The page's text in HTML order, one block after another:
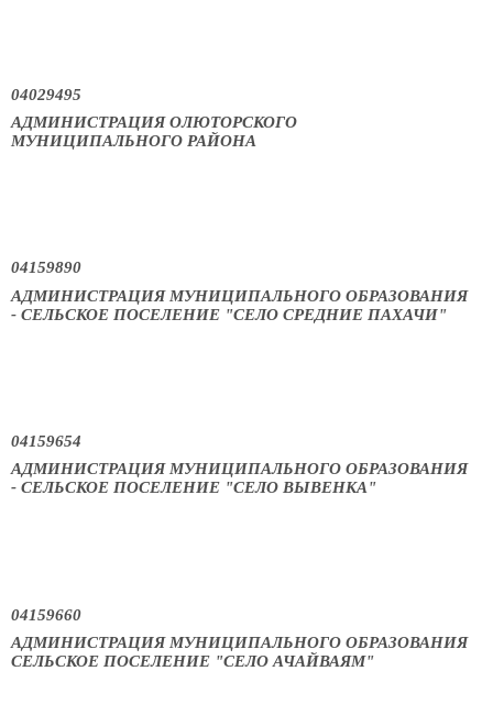
04029495
АДМИНИСТРАЦИЯ ОЛЮТОРСКОГО
МУНИЦИПАЛЬНОГО РАЙОНА
04159890
АДМИНИСТРАЦИЯ МУНИЦИПАЛЬНОГО ОБРАЗОВАНИЯ
- СЕЛЬСКОЕ ПОСЕЛЕНИЕ "СЕЛО СРЕДНИЕ ПАХАЧИ"
04159654
АДМИНИСТРАЦИЯ МУНИЦИПАЛЬНОГО ОБРАЗОВАНИЯ
- СЕЛЬСКОЕ ПОСЕЛЕНИЕ "СЕЛО ВЫВЕНКА"
04159660
АДМИНИСТРАЦИЯ МУНИЦИПАЛЬНОГО ОБРАЗОВАНИЯ
СЕЛЬСКОЕ ПОСЕЛЕНИЕ "СЕЛО АЧАЙВАЯМ"